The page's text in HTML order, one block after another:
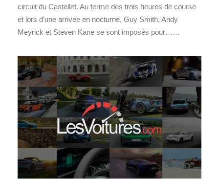
circuit du Castellet. Au terme des trois heures de course
et lors d’une arrivée en nocturne, Guy Smith, Andy
Meyrick et Steven Kane se sont imposés pour……